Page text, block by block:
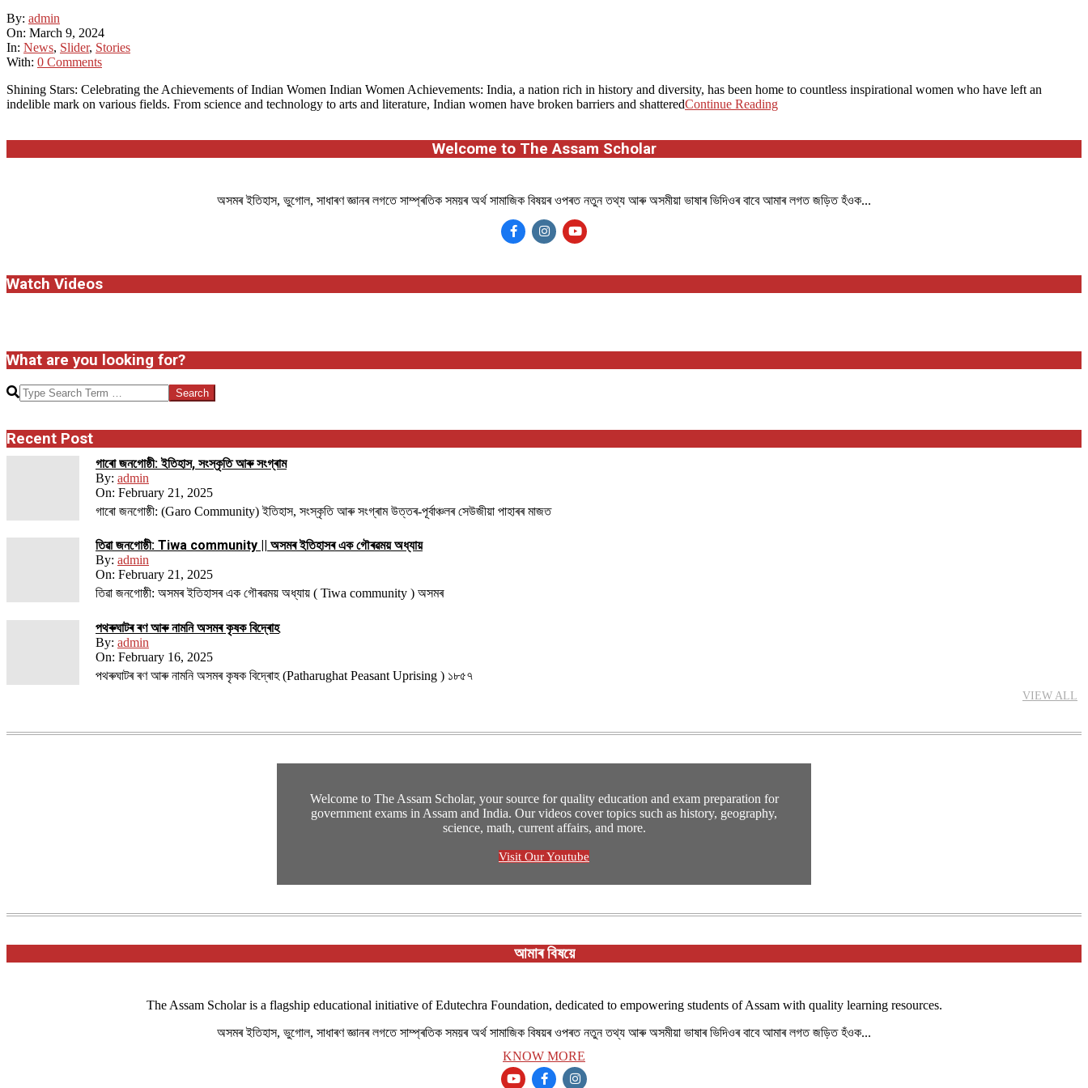
2024-
03-
09
By: admin
On: March 9, 2024
In: News, Slider, Stories
With: 0 Comments
Shining Stars: Celebrating the Achievements of Indian Women Indian Women Achievements: India, a nation rich in history and diversity, has been home to countless inspirational women who have left an
indelible mark on various fields. From science and technology to arts and literature, Indian women have broken barriers and shatteredContinue Reading
Welcome to The Assam Scholar
অসমৰ ইতিহাস, ভুগোল, সাধাৰণ জ্ঞানৰ লগতে সাম্প্ৰতিক সময়ৰ অৰ্থ সামাজিক বিষয়ৰ ওপৰত নতুন তথ্য আৰু অসমীয়া ভাষাৰ ভিদিওৰ বাবে আমাৰ লগত জড়িত হঁওক...
Watch Videos
What are you looking for?
Search
Recent Post
গাৰো জনগোষ্ঠী: ইতিহাস, সংস্কৃতি আৰু সংগ্ৰাম
By: admin
On: February 21, 2025
গাৰো জনগোষ্ঠী: (Garo Community) ইতিহাস, সংস্কৃতি আৰু সংগ্ৰাম উত্তৰ-পূৰ্বাঞ্চলৰ সেউজীয়া পাহাৰৰ মাজত
তিৱা জনগোষ্ঠী: Tiwa community || অসমৰ ইতিহাসৰ এক গৌৰৱময় অধ্যায়
By: admin
On: February 21, 2025
তিৱা জনগোষ্ঠী: অসমৰ ইতিহাসৰ এক গৌৰৱময় অধ্যায় ( Tiwa community ) অসমৰ
পথ​ৰুঘাট​ৰ ৰণ আৰু নামনি অসম​ৰ কৃষক বিদ্ৰোহ​
By: admin
On: February 16, 2025
পথ​ৰুঘাট​ৰ ৰণ আৰু নামনি অসম​ৰ কৃষক বিদ্ৰোহ​ (Patharughat Peasant Uprising ) ১৮৫৭
VIEW ALL
Welcome to The Assam Scholar, your source for quality education and exam preparation for
government exams in Assam and India. Our videos cover topics such as history, geography,
science, math, current affairs, and more.
Visit Our Youtube
আমাৰ বিষয়ে
The Assam Scholar is a flagship educational initiative of Edutechra Foundation, dedicated to empowering students of Assam with quality learning resources.
অসমৰ ইতিহাস, ভুগোল, সাধাৰণ জ্ঞানৰ লগতে সাম্প্ৰতিক সময়ৰ অৰ্থ সামাজিক বিষয়ৰ ওপৰত নতুন তথ্য আৰু অসমীয়া ভাষাৰ ভিদিওৰ বাবে আমাৰ লগত জড়িত হঁওক...
KNOW MORE